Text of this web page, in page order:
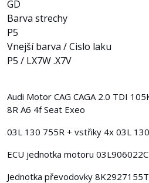
GD
Barva strechy
P5
Vnejší barva / Cislo laku
P5 / LX7W .X7V
Audi Motor CAG CAGA 2.0 TDI
8R A6 4f Seat Exeo
03L 130 755R + vstřiky 4x 03L
ECU jednotka motoru
Jednotka převodovky